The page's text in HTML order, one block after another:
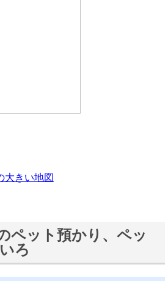
大きい地図
ペット預かり、ペッ
ろ